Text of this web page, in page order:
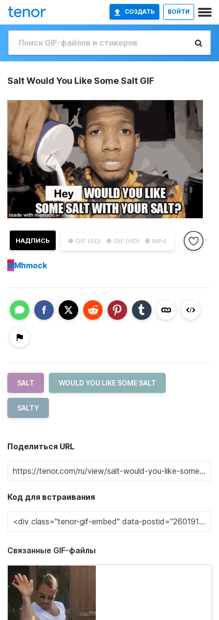
СОЗДАТЬ ВОЙТИ
Salt Would You Like Some Salt GIF
● GIF (SD) ● GIF (HD) ● MP4
НАДПИСЬ
MMhmock
SALT WOULD YOU LIKE SOME SALT
SALTY
Поделиться URL
Код для встраивания
Связанные GIF-файлы